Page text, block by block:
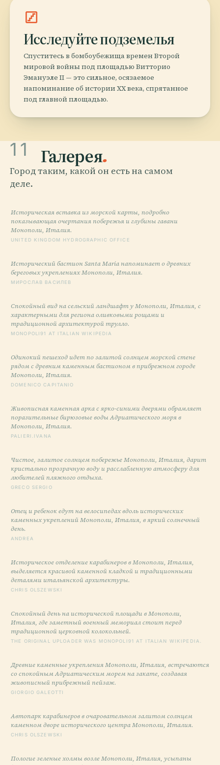
stairs
Исследуйте подземелья
Спуститесь в бомбоубежища времен Второй
мировой войны под площадью Витторио
Эмануэле II — это сильное, осязаемое
напоминание об истории XX века, спрятанное
под главной площадью.
11 Галерея.
Город таким, какой он есть на самом
деле.
Историческая вставка из морской карты, подробно
показывающая очертания побережья и глубины гавани
Монополи, Италия.
UNITED KINGDOM HYDROGRAPHIC OFFICE
Исторический бастион Santa Maria напоминает о древних
береговых укреплениях Монополи, Италия.
МИРОСЛАВ ВАСИЛЕВ
Спокойный вид на сельский ландшафт у Монополи, Италия, с
характерными для региона оливковыми рощами и
традиционной архитектурой трулло.
MONOPOLI91 AT ITALIAN WIKIPEDIA
Одинокий пешеход идет по залитой солнцем морской стене
рядом с древним каменным бастионом в прибрежном городе
Монополи, Италия.
DOMENICO CAPITANIO
Живописная каменная арка с ярко-синими дверями обрамляет
поразительные бирюзовые воды Адриатического моря в
Монополи, Италия.
PALIERI.IVANA
Чистое, залитое солнцем побережье Монополи, Италия, дарит
кристально прозрачную воду и расслабленную атмосферу для
любителей пляжного отдыха.
GRECO SERGIO
Отец и ребенок едут на велосипедах вдоль исторических
каменных укреплений Монополи, Италия, в яркий солнечный
день.
ANDREA
Историческое отделение карабинеров в Монополи, Италия,
выделяется красивой каменной кладкой и традиционными
деталями итальянской архитектуры.
CHRIS OLSZEWSKI
Спокойный день на исторической площади в Монополи,
Италия, где заметный военный мемориал стоит перед
традиционной церковной колокольней.
THE ORIGINAL UPLOADER WAS MONOPOLI91 AT ITALIAN WIKIPEDIA.
Древние каменные укрепления Монополи, Италия, встречаются
со спокойным Адриатическим морем на закате, создавая
живописный прибрежный пейзаж.
GIORGIO GALEOTTI
Автопарк карабинеров в очаровательном залитом солнцем
каменном дворе исторического центра Монополи, Италия.
CHRIS OLSZEWSKI
Пологие зеленые холмы возле Монополи, Италия, усыпаны